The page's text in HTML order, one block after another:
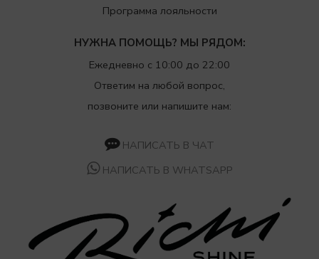
Программа лояльности
НУЖНА ПОМОЩЬ? МЫ РЯДОМ:
Ежедневно с 10:00 до 22:00
Ответим на любой вопрос,
позвоните или напишите нам:
НАПИСАТЬ В ЧАТ
НАПИСАТЬ В WHATSAPP